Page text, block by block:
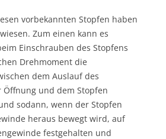
vorbekannten Stopfen haben
Zum einen kann es
Einschrauben des Stopfens
Drehmoment die
dem Auslauf des
Öffnung und dem Stopfen
sodann, wenn der Stopfen
heraus bewegt wird, auf
festgehalten und